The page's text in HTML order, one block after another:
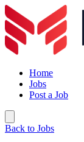
Home
Jobs
Post a Job
Back to Jobs